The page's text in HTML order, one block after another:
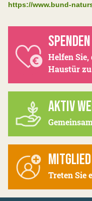
https://www.bund-
SPENDEN
Helfen
Haustür
AKTIV
Treten Sie